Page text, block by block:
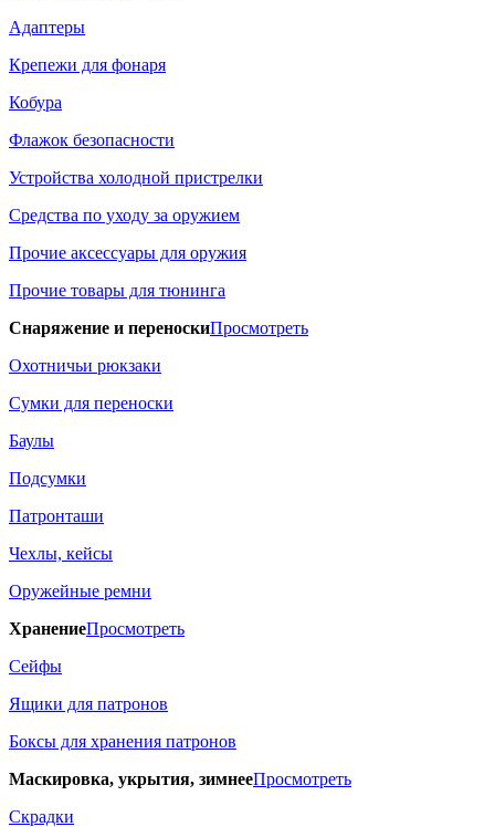
Адаптеры
Крепежи для фонаря
Кобура
Флажок безопасности
Устройства холодной пристрелки
Средства по уходу за оружием
Прочие аксессуары для оружия
Прочие товары для тюнинга
Снаряжение и переноскиПросмотреть
Охотничьи рюкзаки
Сумки для переноски
Баулы
Подсумки
Патронташи
Чехлы, кейсы
Оружейные ремни
ХранениеПросмотреть
Сейфы
Ящики для патронов
Боксы для хранения патронов
Маскировка, укрытия, зимнееПросмотреть
Скрадки